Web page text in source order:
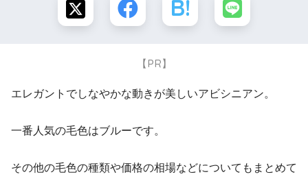
【PR】
エレガントでしなやかな動きが美しいアビシニアン。
一番人気の毛色はブルーです。
その他の毛色の種類や価格の相場などについてもまとめて